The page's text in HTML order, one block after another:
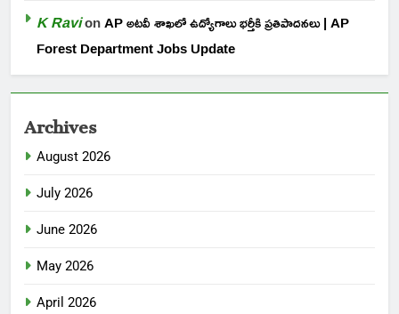
K RavionAP అటవీ శాఖలో ఉద్యోగాలు భర్తీకి ప్రతిపాదనలు | AP
Forest Department Jobs Update
Archives
August 2026
July 2026
June 2026
May 2026
April 2026